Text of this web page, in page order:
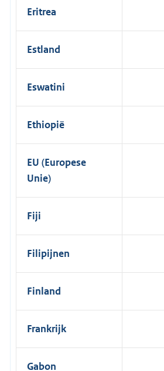
Eritrea
Estland
Eswatini
Ethiopië
EU (Europese
Unie)
Fiji
Filipijnen
Finland
Frankrijk
Gabon